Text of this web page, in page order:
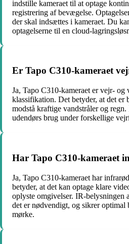
indstille kameraet til at optage
registrering af bevægelse.
der skal indsættes i kameraet. Du
optagelserne til en cloud-
Er Tapo C310-kameraet
Ja, Tapo C310-kameraet er vejr-
klassifikation. Det betyder, at det er
modstå kraftige vandstråler og
udendørs brug under forskellige
Har Tapo C310-kameraet
Ja, Tapo C310-kameraet har
betyder, at det kan optage klare
oplyste omgivelser. IR-belysningen
det er nødvendigt, og sikrer
mørke.